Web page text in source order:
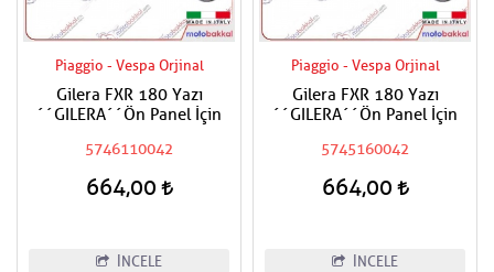
Piaggio - Vespa Orjinal
Gilera FXR 180 Yazı
´´GILERA´´Ön Panel İçin
5746110042
664,00
İNCELE
Piaggio - Vespa Orjinal
Gilera FXR 180 Yazı
´´GILERA´´Ön Panel İçin
5745160042
664,00
İNCELE